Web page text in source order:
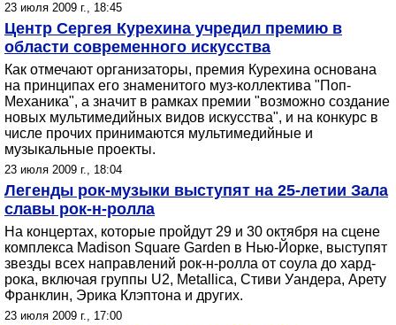
23 июля 2009 г., 18:45
Центр Сергея Курехина учредил премию в
области современного искусства
Как отмечают организаторы, премия Курехина основана
на принципах его знаменитого муз-коллектива "Поп-
Механика", а значит в рамках премии "возможно создание
новых мультимедийных видов искусства", и на конкурс в
числе прочих принимаются мультимедийные и
музыкальные проекты.
23 июля 2009 г., 18:04
Легенды рок-музыки выступят на 25-летии Зала
славы рок-н-ролла
На концертах, которые пройдут 29 и 30 октября на сцене
комплекса Madison Square Garden в Нью-Йорке, выступят
звезды всех направлений рок-н-ролла от соула до хард-
рока, включая группы U2, Metallica, Стиви Уандера, Арету
Франклин, Эрика Клэптона и других.
23 июля 2009 г., 17:00